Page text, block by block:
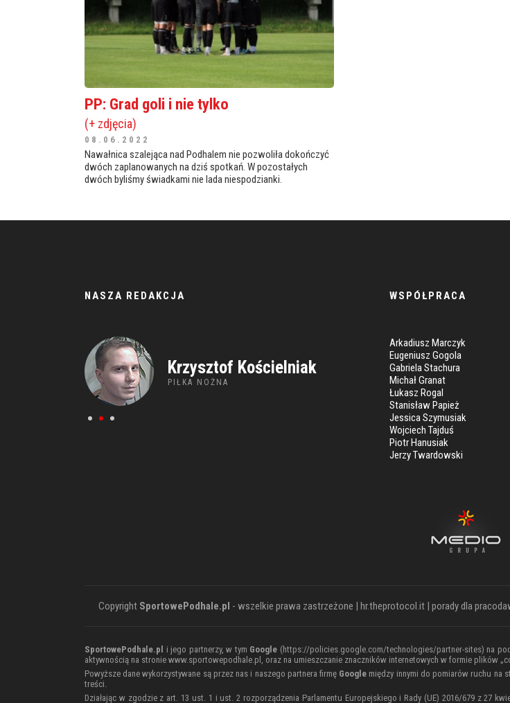
PP: Grad goli i nie tylko
(+ zdjęcia)
08.06.2022
Nawałnica szalejąca nad Podhalem nie pozwoliła dokończyć
dwóch zaplanowanych na dziś spotkań. W pozostałych
dwóch byliśmy świadkami nie lada niespodzianki.
NASZA REDAKCJA
Krzysztof Kościelniak
PIŁKA NOŻNA
WSPÓŁPRACA
Arkadiusz Marczyk
Eugeniusz Gogola
Gabriela Stachura
Michał Granat
Łukasz Rogal
Stanisław Papież
Jessica Szymusiak
Wojciech Tajduś
Piotr Hanusiak
Jerzy Twardowski
Copyright SportowePodhale.pl - wszelkie prawa zastrzeżone | hr.theprotocol.it porady dla
SportowePodhale.pl i jego partnerzy, w tym Google (https://policies.google.com/technologies/partner-sites) na
aktywnością na stronie www.sportowepodhale.pl, oraz na umieszczanie znaczników internetowych w formie plików
Powyższe dane wykorzystywane są przez nas i naszego partnera firmę Google między innymi do pomiarów ruchu na
treści.
Działając w zgodzie z art. 13 ust. 1 i ust. 2 rozporządzenia Parlamentu Europejskiego i Rady (UE) 2016/679 z 27